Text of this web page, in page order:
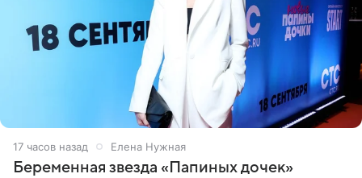
17 часов назад Елена Нужная
Беременная звезда «Папиных дочек»